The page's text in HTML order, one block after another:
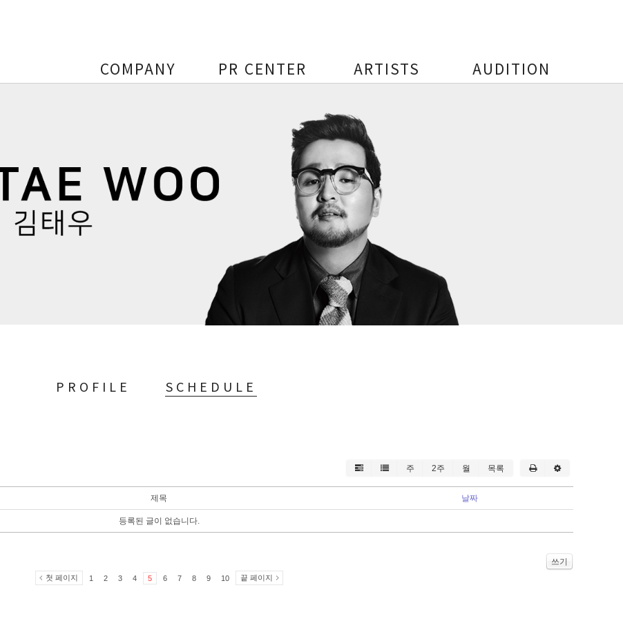
COMPANY PR CENTER ARTISTS AUDITION
PROFILE SCHEDULE
주 2주 월 목록
제목 날짜
등록된 글이 없습니다.
쓰기
첫 페이지 1 2 3 4 5 6 7 8 9 10 끝 페이지